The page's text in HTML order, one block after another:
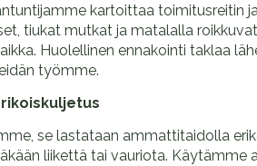
kartoittaa
tiukat mutkat ja matalalla
Huolellinen ennakointi taklaa
työmme.
se lastataan ammattitaidolla
liikettä tai vauriota.